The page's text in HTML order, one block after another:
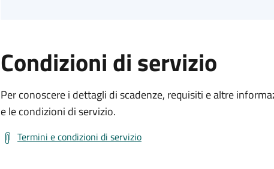
Condizioni di servizio
Per conoscere i dettagli di scadenze, requisiti e altre
e le condizioni di servizio.
Termini e condizioni di servizio